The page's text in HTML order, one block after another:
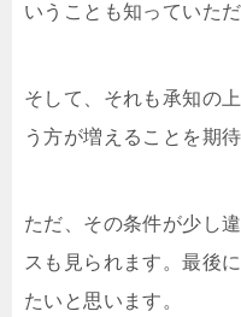
いうことも知っていた
そして、それも承知の
う方が増えることを期
ただ、その条件が少し
スも見られます。最後
たいと思います。